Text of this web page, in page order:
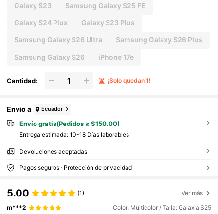
Galaxy S23 Samsung Galaxy S25 FE
Galaxy S24 Plus Galaxy S23 Plus
Samsung Galaxy S26 Ultra Samsung Galaxy S26 Plus
Samsung Galaxy S26 iPhone 17e
Cantidad: ¡Solo quedan 1!
Envío a Ecuador
Envío gratis(Pedidos ≥ $150.00)
Entrega estimada: 10-18 Días laborables
Devoluciones aceptadas
Pagos seguros · Protección de privacidad
5.00 (1) Ver más
m***2 Color: Multicolor / Talla: Galaxia S25